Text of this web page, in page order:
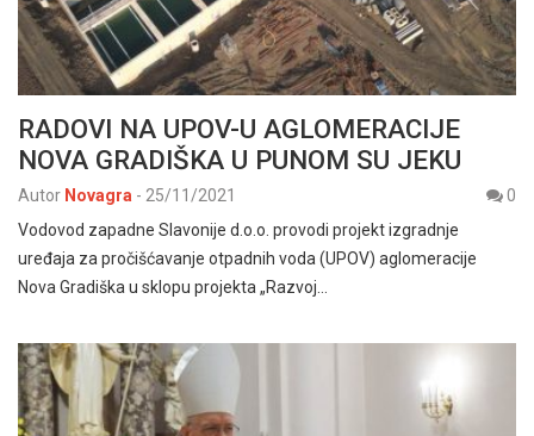
RADOVI NA UPOV-U AGLOMERACIJE
NOVA GRADIŠKA U PUNOM SU JEKU
Autor Novagra - 25/11/2021
0
Vodovod zapadne Slavonije d.o.o. provodi projekt izgradnje
uređaja za pročišćavanje otpadnih voda (UPOV) aglomeracije
Nova Gradiška u sklopu projekta „Razvoj…